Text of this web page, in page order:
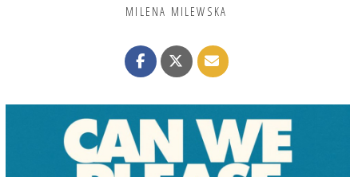
MILENA MILEWSKA